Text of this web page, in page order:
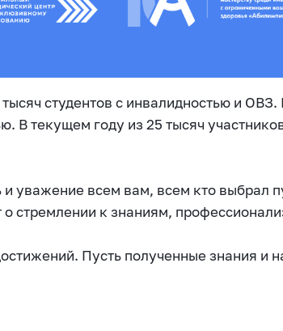
студентов с инвалидностью и
В текущем году из 25 тысяч
уважение всем вам, всем кто выбрал
стремлении к знаниям,
Пусть полученные знания и